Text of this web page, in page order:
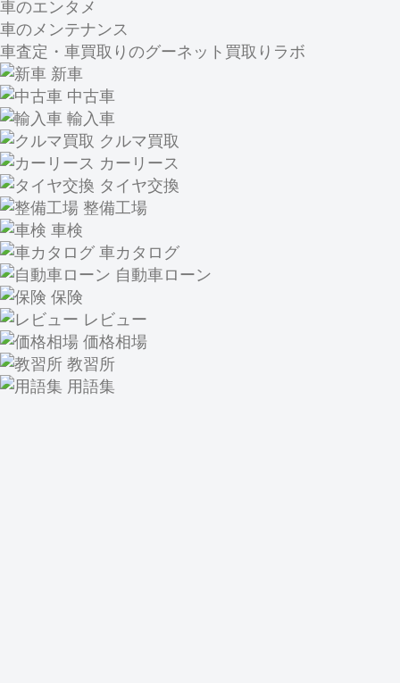
車のエンタメ
車のメンテナンス
車査定・車買取りのグーネット買取りラボ
新車
中古車
輸入車
クルマ買取
カーリース
タイヤ交換
整備工場
車検
車カタログ
自動車ローン
保険
レビュー
価格相場
教習所
用語集